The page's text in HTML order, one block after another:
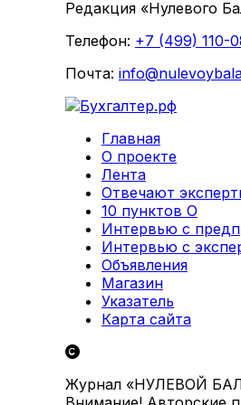
Редакция «Нулевого
Телефон: +7 (499) 110-
Почта:
Главная
О проекте
Лента
Отвечают
10 пунктов О
Интервью с
Интервью с
Объявления
Магазин
Указатель
Карта сайта
Журнал «НУЛЕВОЙ